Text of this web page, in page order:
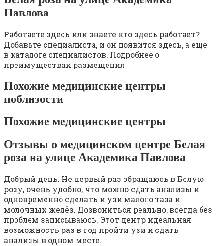
Павлова
Работаете здесь или знаете кто здесь работает?
Добавьте специалиста, и он появится здесь, а еще
в каталоге специалистов. Подробнее о
преимуществах размещения
Похожие медицинские центры
поблизости
Похожие медицинские центры
Отзывы о медицинском центре Белая
роза на улице Академика Павлова
Добрый день. Не первый раз обращаюсь в Белую
розу, очень удобно, что можно сдать анализы и
одновременно сделать и узи малого таза и
молочных желёз. Дозвониться реально, всегда без
проблем записываюсь. Этот центр идеальная
возможность раз в год пройти узи и сдать
анализы в одном месте.